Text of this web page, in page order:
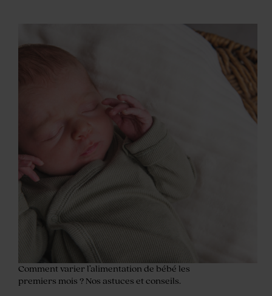
Comment varier l’alimentation de bébé les
premiers mois ? Nos astuces et conseils.